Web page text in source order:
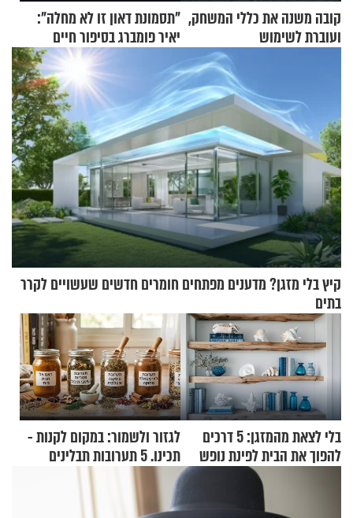
קובה משנה את כללי המשחק,
ועוברת לשימוש
בתלת־אופנועים סולאריים
"תסמונת דאון זו לא מחלה":
יאיר פומברג בסיפור חיים
קיץ בלי מזגן? מדענים מפתחים חומרים חדשים שעשויים לקרר
בתים
בלי לצאת מהמזגן: 5 דרכים
להפוך את הבית לפינת נופש
לגזור ולשמור: במקום לקנות -
תכינו. 5 תערובות תבלינים
שמתאימות להכל